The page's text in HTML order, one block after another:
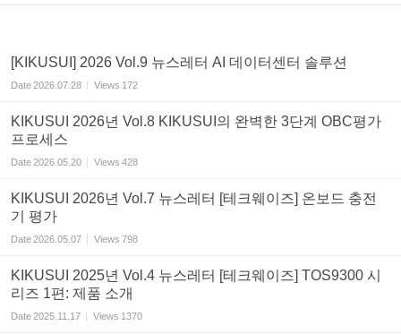
[KIKUSUI] 2026 Vol.9 뉴스레터 AI 데이터센터 솔루션
Date2026.07.28 Views 172
KIKUSUI 2026년 Vol.8 KIKUSUI의 완벽한 3단계 OBC평가
프로세스
Date2026.05.20 Views 428
KIKUSUI 2026년 Vol.7 뉴스레터 [테크웨이즈] 온보드 충전
기 평가
Date2026.05.07 Views 798
KIKUSUI 2025년 Vol.4 뉴스레터 [테크웨이즈] TOS9300 시
리즈 1편: 제품 소개
Date2025.11.17 Views 1370